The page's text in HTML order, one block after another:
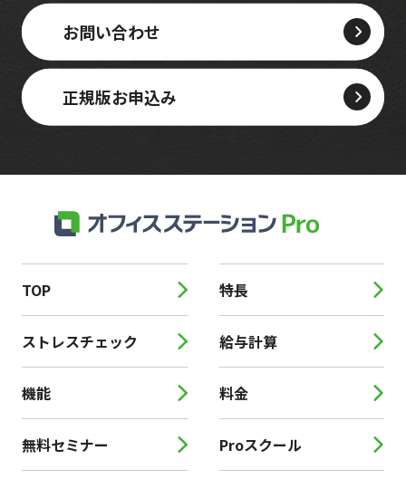
お問い合わせ
正規版お申込み
TOP 特長
ストレスチェック 給与計算
機能 料金
無料セミナー Proスクール